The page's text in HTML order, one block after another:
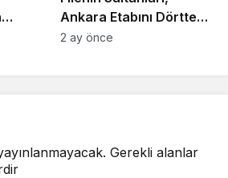
Ankara Etabını Dörtte
Dörtle Tamamladı
2 ay önce
Gerekli alanlar